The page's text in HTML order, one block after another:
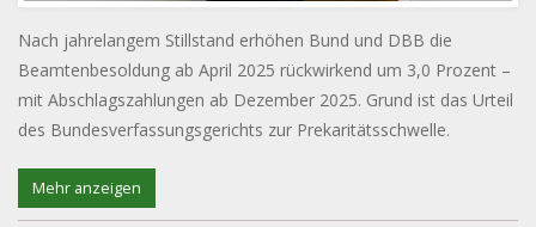
Nach jahrelangem Stillstand erhöhen Bund und DBB die
Beamtenbesoldung ab April 2025 rückwirkend um 3,0 Prozent –
mit Abschlagszahlungen ab Dezember 2025. Grund ist das Urteil
des Bundesverfassungsgerichts zur Prekaritätsschwelle.
Mehr anzeigen